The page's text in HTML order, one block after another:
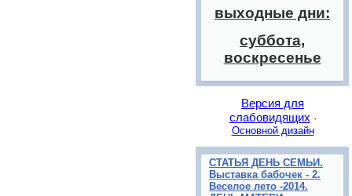
выходные дни:
суббота,
воскресенье
Версия для
слабовидящих ·
Основной дизайн
СТАТЬЯ ДЕНЬ СЕМЬИ.
Выставка бабочек - 2.
Веселое лето -2014.